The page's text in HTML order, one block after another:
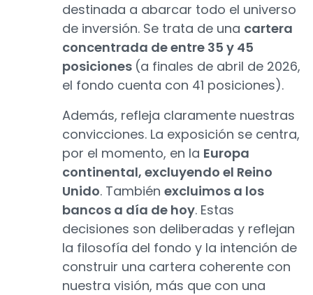
destinada a abarcar todo el universo
de inversión. Se trata de una cartera
concentrada de entre 35 y 45
posiciones (a finales de abril de 2026,
el fondo cuenta con 41 posiciones).
Además, refleja claramente nuestras
convicciones. La exposición se centra,
por el momento, en la Europa
continental, excluyendo el Reino
Unido. También excluimos a los
bancos a día de hoy. Estas
decisiones son deliberadas y reflejan
la filosofía del fondo y la intención de
construir una cartera coherente con
nuestra visión, más que con una